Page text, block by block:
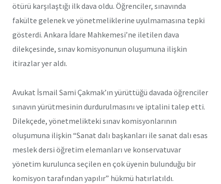
ötürü karşılaştığı ilk dava oldu. Öğrenciler, sınavında
fakülte gelenek ve yönetmeliklerine uyulmamasına tepki
gösterdi. Ankara İdare Mahkemesi’ne iletilen dava
dilekçesinde, sınav komisyonunun oluşumuna ilişkin
itirazlar yer aldı.
Avukat İsmail Sami Çakmak’ın yürüttüğü davada öğrenciler
sınavın yürütmesinin durdurulmasını ve iptalini talep etti.
Dilekçede, yönetmelikteki sınav komisyonlarının
oluşumuna ilişkin “Sanat dalı başkanları ile sanat dalı esas
meslek dersi öğretim elemanları ve konservatuvar
yönetim kurulunca seçilen en çok üyenin bulunduğu bir
komisyon tarafından yapılır” hükmü hatırlatıldı.